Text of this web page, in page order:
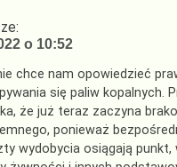
o 10:52
chce nam opowiedzieć
się paliw kopalnych.
że ​​już teraz zaczyna
ponieważ
wydobycia osiągają punkt,